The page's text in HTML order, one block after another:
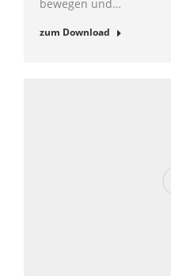
bewegen und…
zum Download